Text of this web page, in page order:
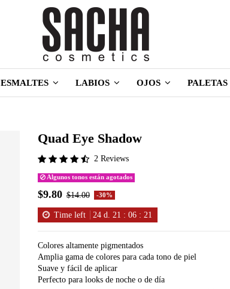
ESMALTES LABIOS OJOS PALETAS
Quad Eye Shadow
2 Reviews
Algunos tonos están agotados
$9.80 $14.00 -30%
Time left 24 d. 21 :06 :20
Colores altamente pigmentados
Amplia gama de colores para cada tono de piel
Suave y fácil de aplicar
Perfecto para looks de noche o de día